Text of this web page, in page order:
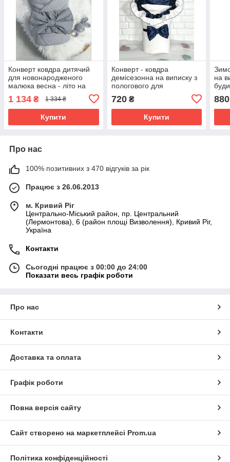
Конверт ковдра дитячий
для новонародженого
малюка весна - літо на
будинку та прогулянок
80х80 см зі з'ємним
1 134 ₴ 1 334 ₴
Купити
Конверт - ковдра
демісезонна на виписку з
пологового для
Елегантність розмір 85х85
см Lari Синій
720₴
Купити
на
см
880
Про нас
100% позитивних з 470 відгуків за рік
Працює з 26.06.2013
м. Кривий Ріг
Центрально-Міський район, пр. Центральний
(Лермонтова), 6 (район площі Визволення), Кривий Ріг,
Україна
Контакти
Сьогодні працює з 00:00 до 24:00
Показати весь графік роботи
Про нас
Контакти
Доставка та оплата
Графік роботи
Повна версія сайту
Сайт створено на маркетплейсі Prom.ua
Політика конфіденційності